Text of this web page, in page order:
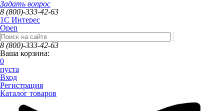
Задать вопрос
8 (800)-333-42-63
1C Интерес
Open
8 (800)-333-42-63
Ваша корзина:
0
пуста
Вход
Регистрация
Каталог товаров